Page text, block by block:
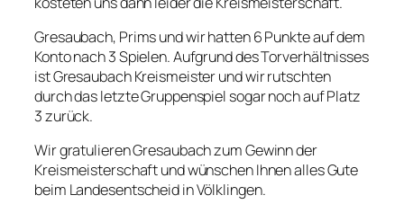
Gresaubach, Prims und wir hatten 6 Punkte auf dem
Konto nach 3 Spielen. Aufgrund des Torverhältnisses
ist Gresaubach Kreismeister und wir rutschten
durch das letzte Gruppenspiel sogar noch auf Platz
3 zurück.
Wir gratulieren Gresaubach zum Gewinn der
Kreismeisterschaft und wünschen Ihnen alles Gute
beim Landesentscheid in Völklingen.